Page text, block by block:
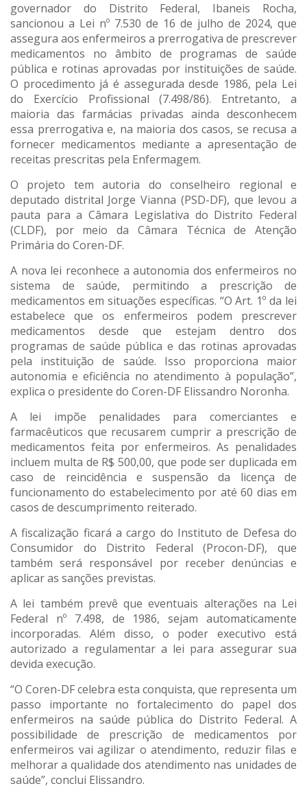
governador do Distrito Federal, Ibaneis Rocha,
sancionou a Lei nº 7.530 de 16 de julho de 2024, que
assegura aos enfermeiros a prerrogativa de prescrever
medicamentos no âmbito de programas de saúde
pública e rotinas aprovadas por instituições de saúde.
O procedimento já é assegurada desde 1986, pela Lei
do Exercício Profissional (7.498/86). Entretanto, a
maioria das farmácias privadas ainda desconhecem
essa prerrogativa e, na maioria dos casos, se recusa a
fornecer medicamentos mediante a apresentação de
receitas prescritas pela Enfermagem.
O projeto tem autoria do conselheiro regional e
deputado distrital Jorge Vianna (PSD-DF), que levou a
pauta para a Câmara Legislativa do Distrito Federal
(CLDF), por meio da Câmara Técnica de Atenção
Primária do Coren-DF.
A nova lei reconhece a autonomia dos enfermeiros no
sistema de saúde, permitindo a prescrição de
medicamentos em situações específicas. “O Art. 1º da lei
estabelece que os enfermeiros podem prescrever
medicamentos desde que estejam dentro dos
programas de saúde pública e das rotinas aprovadas
pela instituição de saúde. Isso proporciona maior
autonomia e eficiência no atendimento à população”,
explica o presidente do Coren-DF Elissandro Noronha.
A lei impõe penalidades para comerciantes e
farmacêuticos que recusarem cumprir a prescrição de
medicamentos feita por enfermeiros. As penalidades
incluem multa de R$ 500,00, que pode ser duplicada em
caso de reincidência e suspensão da licença de
funcionamento do estabelecimento por até 60 dias em
casos de descumprimento reiterado.
A fiscalização ficará a cargo do Instituto de Defesa do
Consumidor do Distrito Federal (Procon-DF), que
também será responsável por receber denúncias e
aplicar as sanções previstas.
A lei também prevê que eventuais alterações na Lei
Federal nº 7.498, de 1986, sejam automaticamente
incorporadas. Além disso, o poder executivo está
autorizado a regulamentar a lei para assegurar sua
devida execução.
“O Coren-DF celebra esta conquista, que representa um
passo importante no fortalecimento do papel dos
enfermeiros na saúde pública do Distrito Federal. A
possibilidade de prescrição de medicamentos por
enfermeiros vai agilizar o atendimento, reduzir filas e
melhorar a qualidade dos atendimento nas unidades de
saúde”, conclui Elissandro.